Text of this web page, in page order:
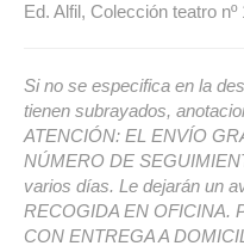
Ed. Alfil, Colección teatro
Si no se especifica en la
tienen subrayados,
ATENCIÓN: EL ENVÍO
NÚMERO DE
varios días. Le dejarán un
RECOGIDA EN OFICINA.
CON ENTREGA A